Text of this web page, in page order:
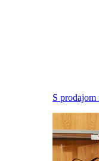
S prodajom